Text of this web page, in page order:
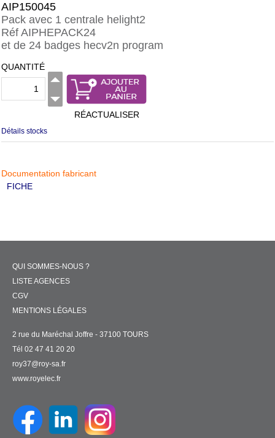
AIP150045
Pack avec 1 centrale helight2
Réf AIPHEPACK24
et de 24 badges hecv2n program
QUANTITÉ
RÉACTUALISER
Détails stocks
Documentation fabricant
FICHE
QUI SOMMES-NOUS ?
LISTE AGENCES
CGV
MENTIONS LÉGALES
2 rue du Maréchal Joffre - 37100 TOURS
Tél 02 47 41 20 20
roy37@roy-sa.fr
www.royelec.fr